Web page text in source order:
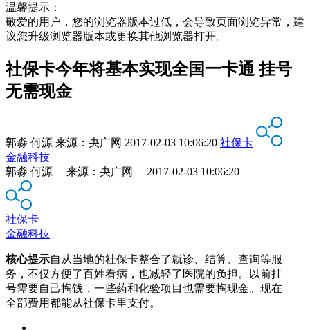
温馨提示：
敬爱的用户，您的浏览器版本过低，会导致页面浏览异常，建
议您升级浏览器版本或更换其他浏览器打开。
社保卡今年将基本实现全国一卡通 挂号
无需现金
郭淼 何源 来源： 央广网 2017-02-03 10:06:20 社保卡
金融科技
郭淼 何源 来源：央广网 2017-02-03 10:06:20
社保卡
金融科技
核心提示自从当地的社保卡整合了就诊、结算、查询等服
务，不仅方便了百姓看病，也减轻了医院的负担。以前挂
号需要自己掏钱，一些药和化验项目也需要掏现金。现在
全部费用都能从社保卡里支付。